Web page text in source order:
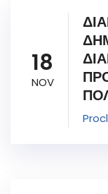
18
NOV